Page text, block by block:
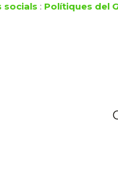
socials : Polítiques del